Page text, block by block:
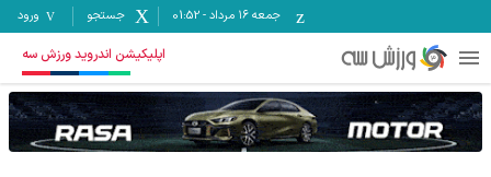
جمعه ۱۶ مرداد -
01:52 جستجو ورود
اپلیکیشن اندروید ورزش سه